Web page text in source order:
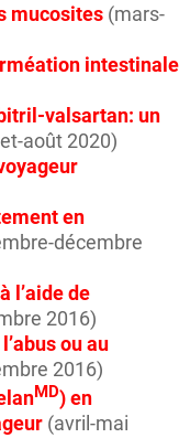
mucosites (mars-
intestinale
valsartan: un
août 2020)
en
décembre
l’aide de
2016)
ou au
2016)
MD) en
(avril-mai